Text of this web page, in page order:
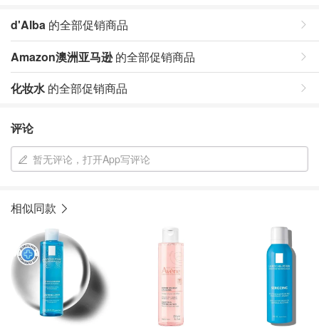
d'Alba 的全部促销商品
Amazon澳洲亚马逊的全部促销商品
化妆水 的全部促销商品
评论
暂无评论，打开App写评论
相似同款